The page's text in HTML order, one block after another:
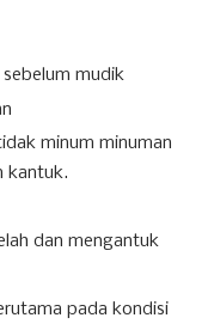
mudik
minum minuman
kantuk.
dan mengantuk
pada kondisi